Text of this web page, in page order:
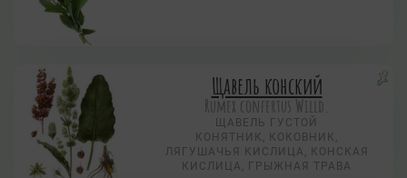
Щавель конский
Rumex confertus Willd.
ЩАВЕЛЬ ГУСТОЙ
КОНЯТНИК, КОКОВНИК,
ЛЯГУШАЧЬЯ КИСЛИЦА, КОНСКАЯ
КИСЛИЦА, ГРЫЖНАЯ ТРАВА